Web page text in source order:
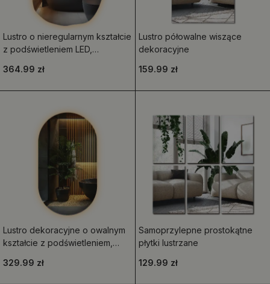
Lustro o nieregularnym kształcie
z podświetleniem LED,
364.99 zł
Lustro półowalne wiszące
dekoracyjne
159.99 zł
Lustro dekoracyjne o owalnym
kształcie z podświetleniem,
329.99 zł
Samoprzylepne prostokątne
płytki lustrzane
129.99 zł